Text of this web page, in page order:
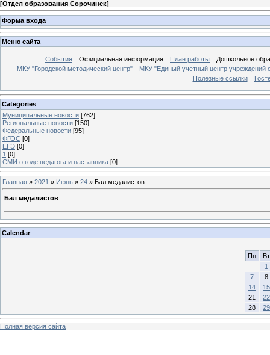
[Отдел образования Сорочинск]
Форма входа
Меню сайта
События Официальная информация План работы
Дошкольное
МКУ "Городской методический центр"
МКУ "Единый учетный центр учреждений
Полезные ссылки
Categories
Муниципальные новости [762]
Региональные новости [150]
Федеральные новости [95]
ФГОС [0]
ЕГЭ [0]
1 [0]
СМИ о годе педагога и наставника [0]
Главная » 2021 » Июнь » 24 » Бал медалистов
Бал медалистов
Calendar
Пн
Вт
1
7
8
14
15
21
22
28
29
Полная версия сайта